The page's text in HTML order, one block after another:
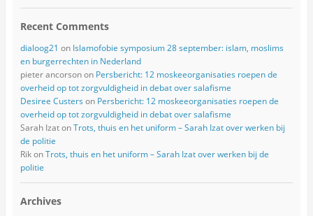
Recent Comments
dialoog21 on Islamofobie symposium 28 september: islam, moslims
en burgerrechten in Nederland
pieter ancorsonon Persbericht: 12 moskeeorganisaties roepen de
overheid op tot zorgvuldigheid in debat over salafisme
Desiree Custers on Persbericht: 12 moskeeorganisaties roepen de
overheid op tot zorgvuldigheid in debat over salafisme
Sarah IzatonTrots, thuis en het uniform – Sarah Izat over werken bij
de politie
RikonTrots, thuis en het uniform – Sarah Izat over werken bij de
politie
Archives